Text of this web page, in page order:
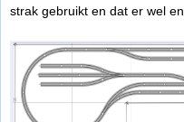
strak gebruikt en dat er wel